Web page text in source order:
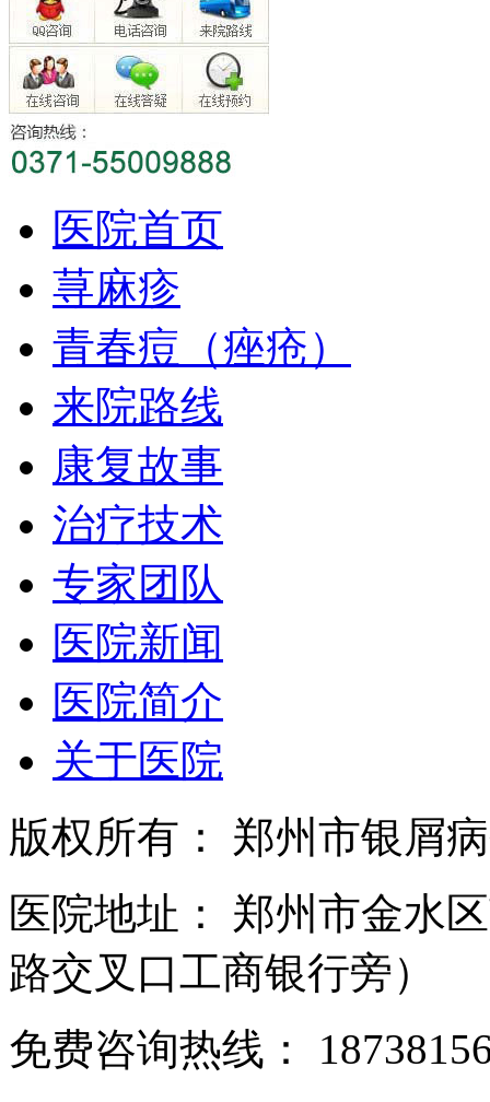
医院首页
荨麻疹
青春痘（痤疮）
来院路线
康复故事
治疗技术
专家团队
医院新闻
医院简介
关于医院
版权所有： 郑州市银屑
医院地址： 郑州市金水
路交叉口工商银行旁）
免费咨询热线：